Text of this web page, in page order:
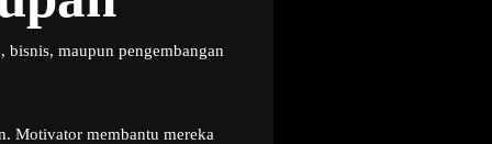
maupun pengembangan
Motivator membantu mereka